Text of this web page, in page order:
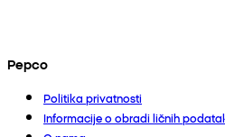
Pepco
Politika privatnosti
Informacije o obradi ličnih